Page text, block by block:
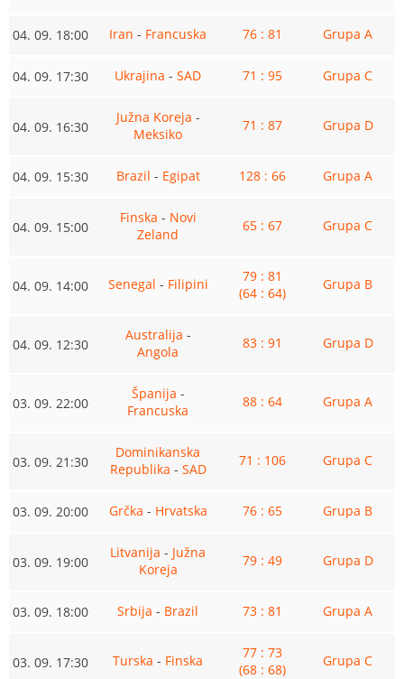
04. 09. 18:00 Iran - Francuska 76 : 81 Grupa A
04. 09. 17:30 Ukrajina - SAD 71 : 95 Grupa C
04. 09. 16:30
Južna Koreja -
Meksiko
71 : 87 Grupa D
04. 09. 15:30 Brazil - Egipat 128 : 66 Grupa A
04. 09. 15:00
Finska - Novi
Zeland
65 : 67 Grupa C
04. 09. 14:00 Senegal - Filipini
79 : 81
(64 : 64)
Grupa B
04. 09. 12:30
Australija -
Angola
83 : 91 Grupa D
03. 09. 22:00
Španija -
Francuska
88 : 64 Grupa A
03. 09. 21:30
Dominikanska
Republika - SAD
71 : 106 Grupa C
03. 09. 20:00 Grčka - Hrvatska 76 : 65 Grupa B
03. 09. 19:00
Litvanija - Južna
Koreja
79 : 49 Grupa D
03. 09. 18:00 Srbija - Brazil 73 : 81 Grupa A
03. 09. 17:30 Turska - Finska
77 : 73
(68 : 68)
Grupa C